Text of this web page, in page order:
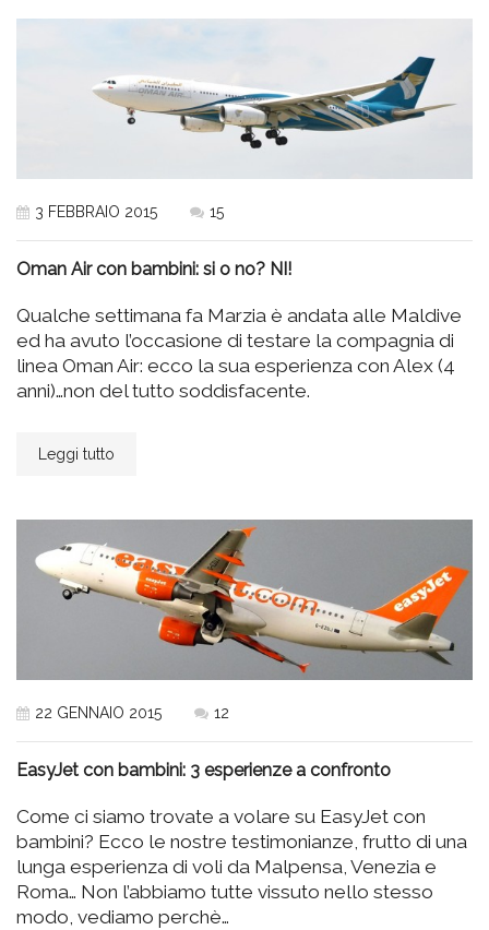
3 FEBBRAIO 2015 15
Oman Air con bambini: si o no? NI!
Qualche settimana fa Marzia è andata alle Maldive
ed ha avuto l’occasione di testare la compagnia di
linea Oman Air: ecco la sua esperienza con Alex (4
anni)…non del tutto soddisfacente.
Leggi tutto
22 GENNAIO 2015 12
EasyJet con bambini: 3 esperienze a confronto
Come ci siamo trovate a volare su EasyJet con
bambini? Ecco le nostre testimonianze, frutto di una
lunga esperienza di voli da Malpensa, Venezia e
Roma… Non l’abbiamo tutte vissuto nello stesso
modo, vediamo perchè…